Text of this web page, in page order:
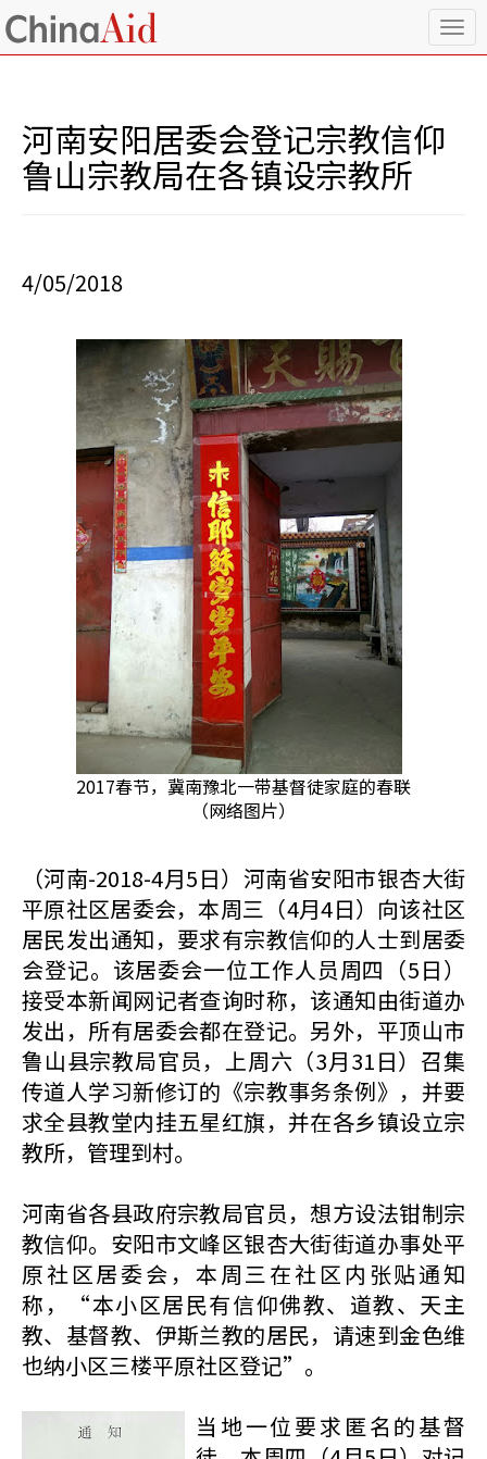
T
o
河南安阳居委会登记宗教信仰
鲁山宗教局在各镇设宗教所
4/05/2018
2017春节，冀南豫北一带基督徒家庭的春联
（网络图片）
（河南-2018-4月5日）河南省安阳市银杏大街
平原社区居委会，本周三（4月4日）向该社区
居民发出通知，要求有宗教信仰的人士到居委
会登记。该居委会一位工作人员周四（5日）
接受本新闻网记者查询时称，该通知由街道办
发出，所有居委会都在登记。另外，平顶山市
鲁山县宗教局官员，上周六（3月31日）召集
传道人学习新修订的《宗教事务条例》，并要
求全县教堂内挂五星红旗，并在各乡镇设立宗
教所，管理到村。
河南省各县政府宗教局官员，想方设法钳制宗
教信仰。安阳市文峰区银杏大街街道办事处平
原社区居委会，本周三在社区内张贴通知
称，“本小区居民有信仰佛教、道教、天主
教、基督教、伊斯兰教的居民，请速到金色维
也纳小区三楼平原社区登记”。
当地一位要求匿名的基督